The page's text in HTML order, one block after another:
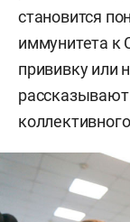
становится
иммунитета к
прививку или